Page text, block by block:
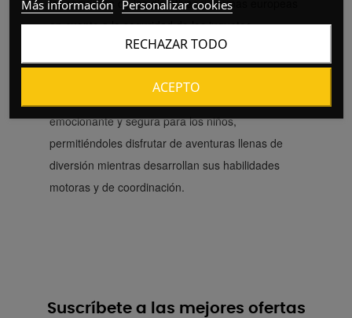
los requisitos de las directivas y normas europeas
en cuanto a la seguridad de los juguetes,
brindando tranquilidad a los padres.
emocionante y segura para los niños,
permitiéndoles disfrutar de aventuras llenas de
diversión mientras desarrollan sus habilidades
motoras y de coordinación.
Suscríbete a las mejores ofertas
Más información Personalizar cookies
RECHAZAR TODO
ACEPTO